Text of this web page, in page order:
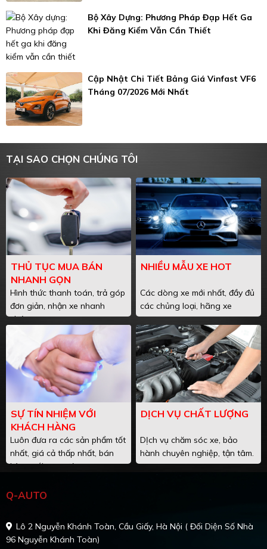
Bộ Xây Dựng: Phương Pháp Đạp Hết Ga
Khi Đăng Kiểm Vẫn Cần Thiết
Cập Nhật Chi Tiết Bảng Giá Vinfast VF6
Tháng 07/2026 Mới Nhất
TẠI SAO CHỌN CHÚNG TÔI
THỦ TỤC MUA BÁN
NHANH GỌN
Hình thức thanh toán, trả góp
đơn giản, nhận xe nhanh
chóng.
NHIỀU MẪU XE HOT
Các dòng xe mới nhất, đầy đủ
các chủng loại, hãng xe
SỰ TÍN NHIỆM VỚI
KHÁCH HÀNG
Luôn đưa ra các sản phẩm tốt
nhất, giá cả thấp nhất, bán
hàng với sự uy tín.
DỊCH VỤ CHẤT LƯỢNG
DỊch vụ chăm sóc xe, bảo
hành chuyên nghiệp, tận tâm.
Q-AUTO
Lô 2 Nguyễn Khánh Toàn, Cầu Giấy, Hà Nội ( Đối Diện Số Nhà
96 Nguyễn Khánh Toàn)